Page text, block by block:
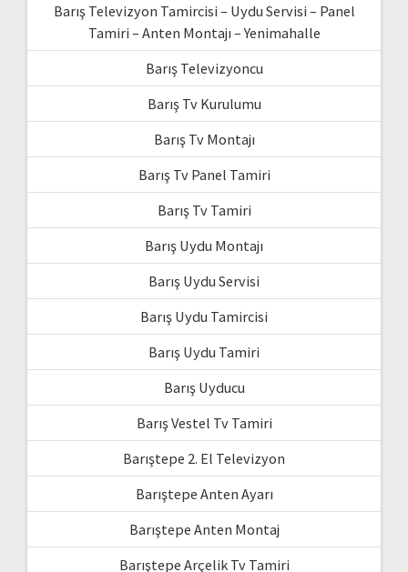
Barış Televizyon Tamircisi – Uydu Servisi – Panel
Tamiri – Anten Montajı – Yenimahalle
Barış Televizyoncu
Barış Tv Kurulumu
Barış Tv Montajı
Barış Tv Panel Tamiri
Barış Tv Tamiri
Barış Uydu Montajı
Barış Uydu Servisi
Barış Uydu Tamircisi
Barış Uydu Tamiri
Barış Uyducu
Barış Vestel Tv Tamiri
Barıştepe 2. El Televizyon
Barıştepe Anten Ayarı
Barıştepe Anten Montaj
Barıştepe Arçelik Tv Tamiri